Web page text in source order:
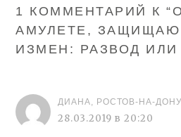
1 КОММЕНТАРИЙ К “
АМУЛЕТЕ,
ИЗМЕН: РАЗВОД ИЛИ
ДИАНА, РОСТОВ-НА-ДОНУ
28.03.2019 в 20:20